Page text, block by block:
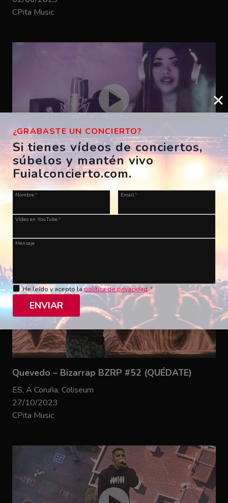
CPita Music
Bizarrap – SHAKIRA BZRP #53
ES, A Coruña, Morriña Festival
28/07/2023
CPita Music
Quevedo – Bizarrap BZRP #52 (QUÉDATE)
ES, A Coruña, Coliseum
27/10/2023
CPita Music
¿GRABASTE UN CONCIERTO?
Si tienes vídeos de conciertos,
súbelos y mantén vivo
Fuialconcierto.com.
Nombre* Email*
Vídeo en YouTube*
Mensaje
He leído y acepto lapolítica de privacidad.*
ENVIAR